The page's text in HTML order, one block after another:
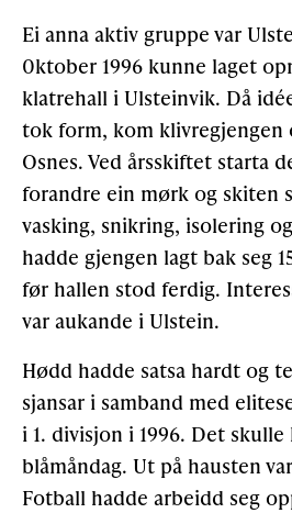
Ei anna aktiv gruppe var
0ktober 1996 kunne laget
klatrehall i Ulsteinvik. Då
tok form, kom klivregjengen
Osnes. Ved årsskiftet starta
forandre ein mørk og skiten
vasking, snikring, isolering
hadde gjengen lagt bak seg
før hallen stod ferdig.
var aukande i Ulstein.
Hødd hadde satsa hardt og
sjansar i samband med
i 1. divisjon i 1996. Det
blåmåndag. Ut på hausten
Fotball hadde arbeidd seg